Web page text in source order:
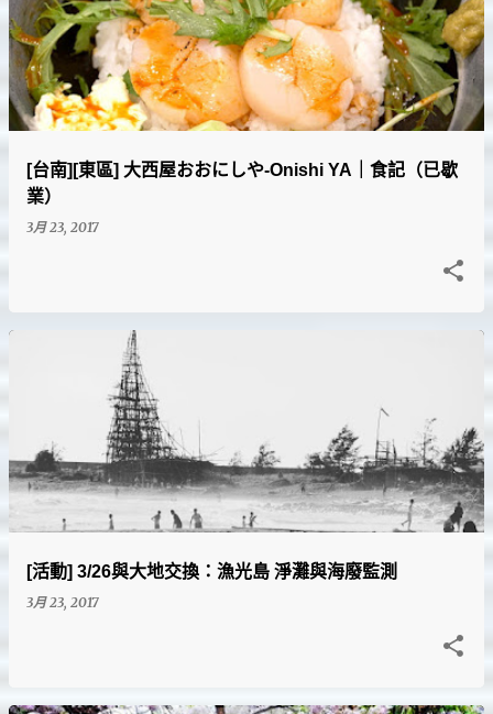
[台南][東區] 大西屋おおにしや-Onishi YA｜食記（已歇
業）
3月 23, 2017
[活動] 3/26與大地交換：漁光島 淨灘與海廢監測
3月 23, 2017